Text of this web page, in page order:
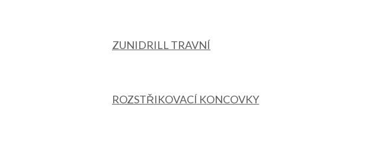
ZUNIDRILL TRAVNÍ
ROZSTŘIKOVACÍ KONCOVKY